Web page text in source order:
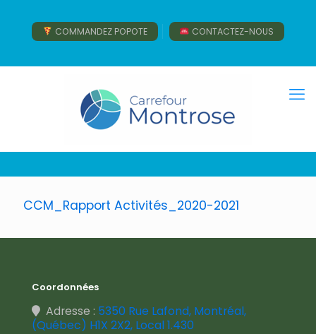
COMMANDEZ POPOTE CONTACTEZ-NOUS
CCM_Rapport Activités_2020-2021
Coordonnées
Adresse : 5350 Rue Lafond, Montréal,
(Québec) H1X 2X2, Local 1.430